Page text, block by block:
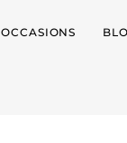
OCCASIONS